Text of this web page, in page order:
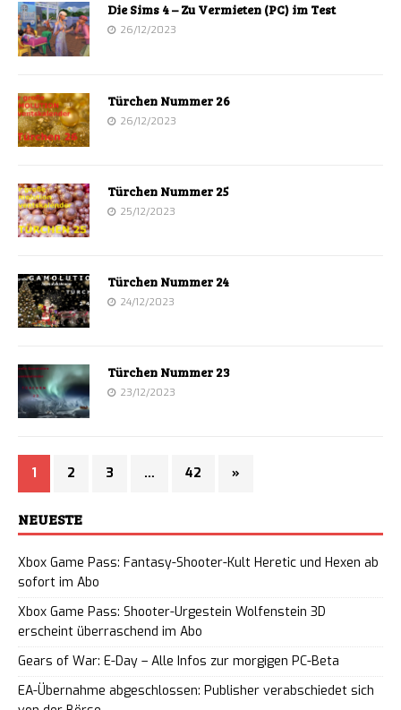
Die Sims 4 – Zu Vermieten (PC) im Test
26/12/2023
Türchen Nummer 26
26/12/2023
Türchen Nummer 25
25/12/2023
Türchen Nummer 24
24/12/2023
Türchen Nummer 23
23/12/2023
1 2 3 … 42 »
NEUESTE
Xbox Game Pass: Fantasy-Shooter-Kult Heretic und Hexen ab
sofort im Abo
Xbox Game Pass: Shooter-Urgestein Wolfenstein 3D
erscheint überraschend im Abo
Gears of War: E-Day – Alle Infos zur morgigen PC-Beta
EA-Übernahme abgeschlossen: Publisher verabschiedet sich